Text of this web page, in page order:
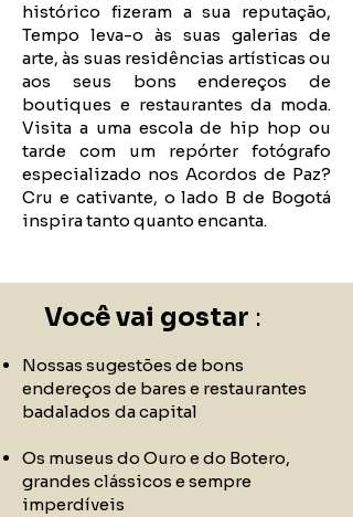
histórico fizeram a sua reputação,
Tempo leva-o às suas galerias de
arte, às suas residências artísticas ou
aos seus bons endereços de
boutiques e restaurantes da moda.
Visita a uma escola de hip hop ou
tarde com um repórter fotógrafo
especializado nos Acordos de Paz?
Cru e cativante, o lado B de Bogotá
inspira tanto quanto encanta.
Você vai gostar :
Nossas sugestões de bons
endereços de bares e restaurantes
badalados da capital
Os museus do Ouro e do Botero,
grandes clássicos e sempre
imperdíveis